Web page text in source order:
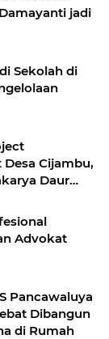
jadi
Sekolah di
Cijambu,
Daur
Advokat
Pancawaluya
Dibangun
di Rumah